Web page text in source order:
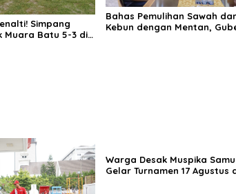
Simpang
Muara Batu 5-3 di
Bahas Pemulihan Sawah
Kebun dengan Mentan,
Warga Desak Muspika
Gelar Turnamen 17 Agustus